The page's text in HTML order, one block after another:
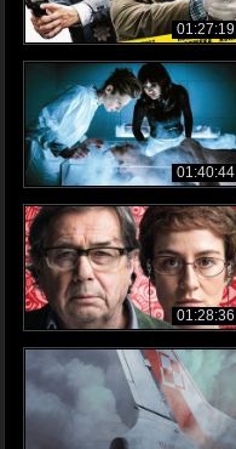
01:27:19
01:40:44
01:28:36